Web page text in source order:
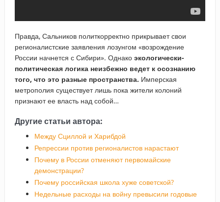
Правда, Сальников политкорректно прикрывает свои
регионалистские заявления лозунгом «возрождение
России начнется с Сибири». Однако экологически-
политическая логика неизбежно ведет к осознанию
того, что это разные пространства. Имперская
метрополия существует лишь пока жители колоний
признают ее власть над собой…
Другие статьи автора:
Между Сциллой и Харибдой
Репрессии против регионалистов нарастают
Почему в России отменяют первомайские
демонстрации?
Почему российская школа хуже советской?
Недельные расходы на войну превысили годовые